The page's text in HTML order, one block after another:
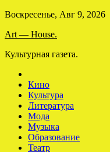
Skip
content
Воскресенье, Авг 9, 2026
Art — House.
Культурная газета.
Кино
Культура
Литература
Мода
Музыка
Образование
Театр